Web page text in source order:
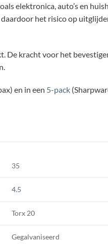
elektronica, auto’s en
het risico op
De kracht voor het
en in een 5-pack
35
4.5
Torx 20
Gegalvaniseerd